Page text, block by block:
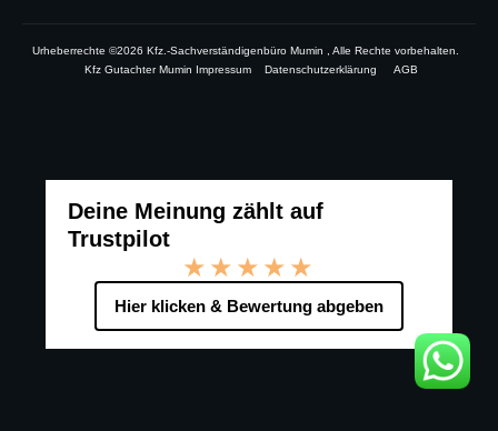
Urheberrechte ©2026 Kfz.-Sachverständigenbüro Mumin , Alle Rechte vorbehalten.
Kfz Gutachter Mumin Impressum
Datenschutzerklärung AGB
Deine Meinung zählt auf
Trustpilot
★★★★★
Hier klicken & Bewertung abgeben